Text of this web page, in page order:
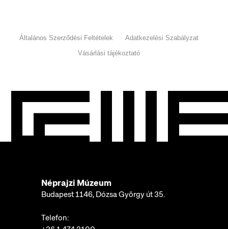
Általános Szerződési Feltételek
Adatkezelési Szabályzat
Vásárlási tájékoztató
Néprajzi Múzeum
Budapest 1146, Dózsa György út 35.
Telefon: